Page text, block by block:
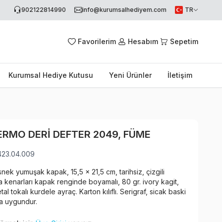
902122814990 info@kurumsalhediyem.com TR
Favorilerim Hesabım Sepetim
Kurumsal Hediye Kutusu Yeni Ürünler İletişim
DERI DEFTER 2049, FÜME
yumuşak kapak, 15,5 x 21,5 cm, tarihsiz, çizgili
kenarları kapak renginde boyamalı, 80 gr. ivory kagit,
tokalı kurdele ayraç. Karton kılıflı. Serigraf, sicak baski
uygundur.